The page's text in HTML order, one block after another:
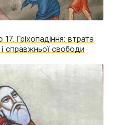
Гріхопадіння: втрата
і справжньої свободи